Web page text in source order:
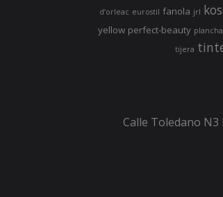
d’orleac eurostil fanola jrl
yellow perfect-beauty plancha
tijera
Calle Toledano